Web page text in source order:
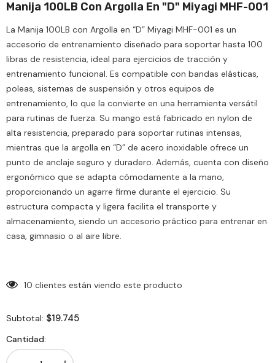
Manija 100LB Con Argolla En "D" Miyagi MHF-001
La Manija 100LB con Argolla en “D” Miyagi MHF-001 es un
accesorio de entrenamiento diseñado para soportar hasta 100
libras de resistencia, ideal para ejercicios de tracción y
entrenamiento funcional. Es compatible con bandas elásticas,
poleas, sistemas de suspensión y otros equipos de
entrenamiento, lo que la convierte en una herramienta versátil
para rutinas de fuerza. Su mango está fabricado en nylon de
alta resistencia, preparado para soportar rutinas intensas,
mientras que la argolla en “D” de acero inoxidable ofrece un
punto de anclaje seguro y duradero. Además, cuenta con diseño
ergonómico que se adapta cómodamente a la mano,
proporcionando un agarre firme durante el ejercicio. Su
estructura compacta y ligera facilita el transporte y
almacenamiento, siendo un accesorio práctico para entrenar en
casa, gimnasio o al aire libre.
10 clientes están viendo este producto
Subtotal: $19.745
Cantidad: